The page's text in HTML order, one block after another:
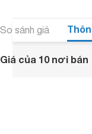
So sánh giá
Giá của 10 nơi bán